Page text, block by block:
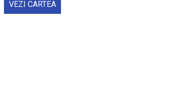
VEZI CARTEA